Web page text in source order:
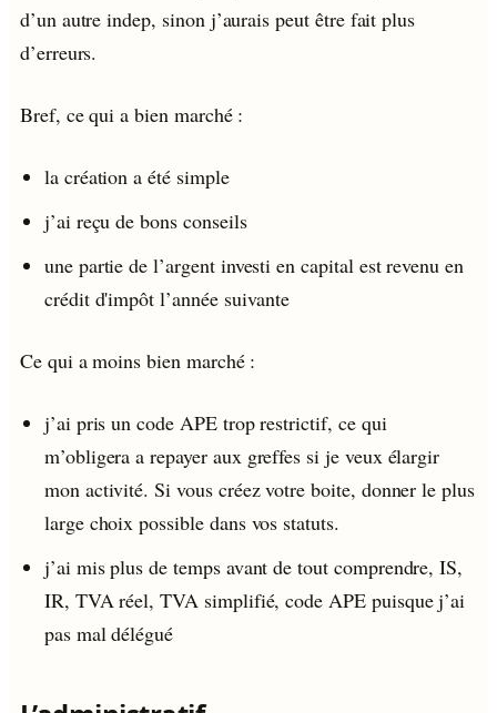
d’un autre indep, sinon j’aurais peut être fait plus
d’erreurs.
Bref, ce qui a bien marché :
la création a été simple
j’ai reçu de bons conseils
une partie de l’argent investi en capital est revenu en
crédit d'impôt l’année suivante
Ce qui a moins bien marché :
j’ai pris un code APE trop restrictif, ce qui
m’obligera a repayer aux greffes si je veux élargir
mon activité. Si vous créez votre boite, donner le plus
large choix possible dans vos statuts.
j’ai mis plus de temps avant de tout comprendre, IS,
IR, TVA réel, TVA simplifié, code APE puisque j’ai
pas mal délégué